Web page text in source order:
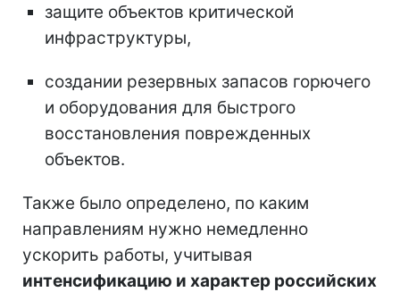
защите объектов критической
инфраструктуры,
создании резервных запасов горючего
и оборудования для быстрого
восстановления поврежденных
объектов.
Также было определено, по каким
направлениям нужно немедленно
ускорить работы, учитывая
интенсификацию и характер российских